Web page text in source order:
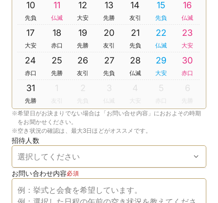
10
先負
11
仏滅
12
大安
13
先勝
14
友引
15
先負
16
仏滅
17
大安
18
赤口
19
先勝
20
友引
21
先負
22
仏滅
23
大安
24
赤口
25
先勝
26
友引
27
先負
28
仏滅
29
大安
30
赤口
31
先勝
1
友引
2
先負
3
仏滅
4
大安
5 6
※希望日がお決まりでない場合は「お問い合せ内容」におおよその時期
をお聞かせください。
※空き状況の確認は、最大3日ほどがオススメです。
招待人数
お問い合わせ内容必須